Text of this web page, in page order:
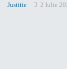
Justitie 2 Iulie